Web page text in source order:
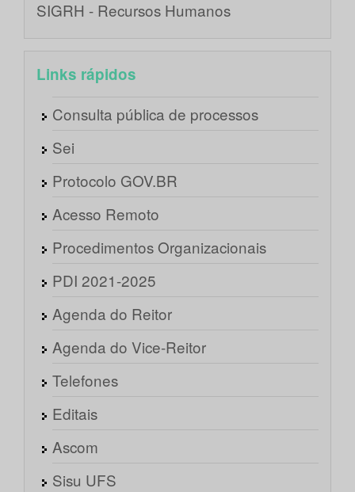
SIGRH - Recursos Humanos
Links rápidos
Consulta pública de processos
Sei
Protocolo GOV.BR
Acesso Remoto
Procedimentos Organizacionais
PDI 2021-2025
Agenda do Reitor
Agenda do Vice-Reitor
Telefones
Editais
Ascom
Sisu UFS